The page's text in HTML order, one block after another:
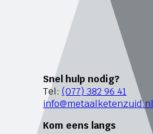
Snel hulp nodig?
Tel: (077) 382 96 41
info@metaalketenzuid.nl
Kom eens langs